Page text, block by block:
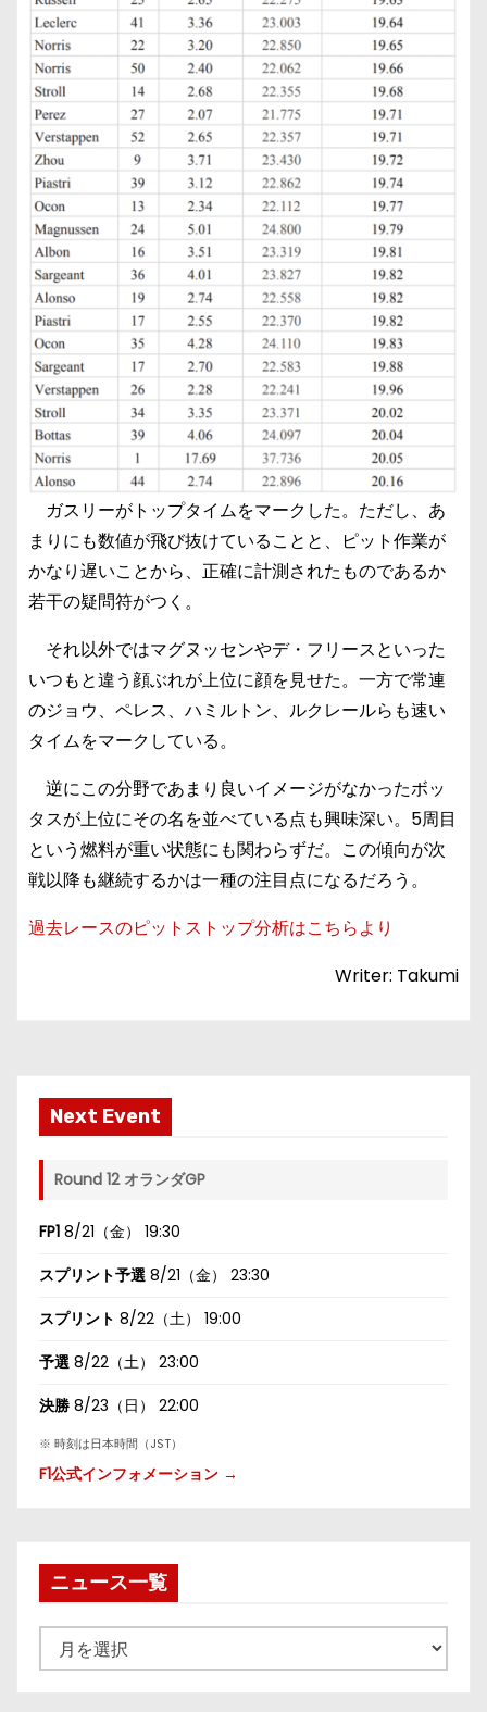
ガスリーがトップタイムをマークした。ただし、あ
まりにも数値が飛び抜けていることと、ピット作業が
かなり遅いことから、正確に計測されたものであるか
若干の疑問符がつく。
それ以外ではマグヌッセンやデ・フリースといった
いつもと違う顔ぶれが上位に顔を見せた。一方で常連
のジョウ、ペレス、ハミルトン、ルクレールらも速い
タイムをマークしている。
逆にこの分野であまり良いイメージがなかったボッ
タスが上位にその名を並べている点も興味深い。5周目
という燃料が重い状態にも関わらずだ。この傾向が次
戦以降も継続するかは一種の注目点になるだろう。
過去レースのピットストップ分析はこちらより
Writer: Takumi
Next Event
Round 12 オランダGP
FP1 8/21（金） 19:30
スプリント予選 8/21（金） 23:30
スプリント 8/22（土） 19:00
予選 8/22（土） 23:00
決勝 8/23（日） 22:00
※ 時刻は日本時間（JST）
F1公式インフォメーション →
ニュース一覧
ュ